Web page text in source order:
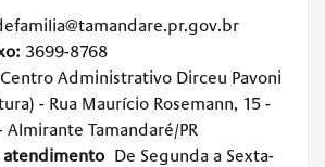
3699-8768
Centro Administrativo Dirceu Pavoni
- Rua Maurício Rosemann, 15 -
Almirante Tamandaré/PR
atendimento De Segunda a Sexta-